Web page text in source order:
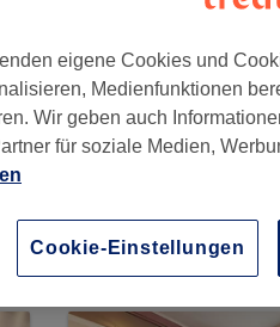
10405
über
zu finden. Dort
eigene Cookies und
Medienfunktionen
Wir geben auch
für soziale Medien,
Cookie-Einstellungen